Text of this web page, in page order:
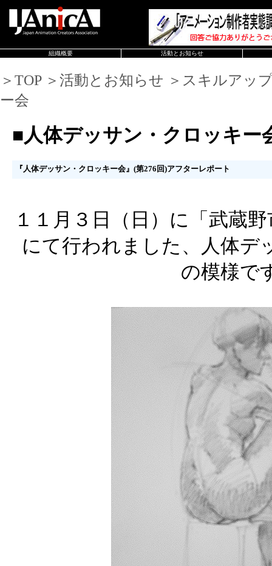
組織概要 活動とお知らせ
＞TOP ＞活動とお知らせ ＞スキルアッ
ー会
■人体デッサン・クロッキー
『人体デッサン・クロッキー会』(第276回)アフターレポート
１１月３日（日）に「武蔵
にて行われました、人体デ
の模様で